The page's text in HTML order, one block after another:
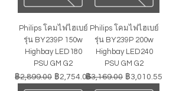
Philips โคมไฟไฮเบย์
รุ่น BY239P 150w
Highbay LED180
PSU GM G2
ราคาปกติ
฿2,899.00 ราคาขายลด
฿2,754.05
Philips โคมไฟไฮเบย์
รุ่น BY239P 200w
Highbay LED240
PSU GM G2
ราคาปกติ
฿3,169.00 ราคาขายลด
฿3,010.55